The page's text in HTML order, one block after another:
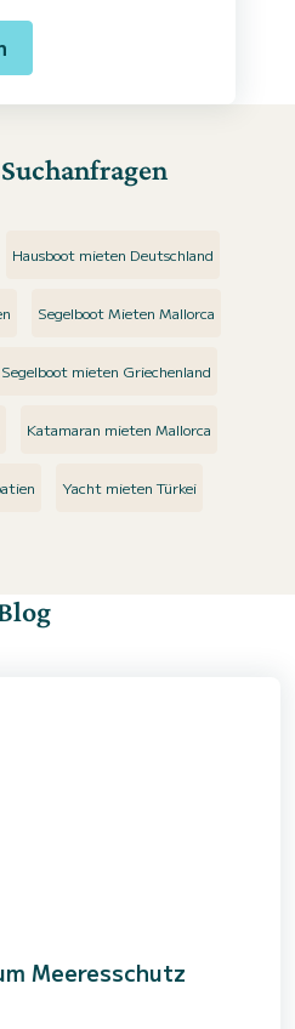
Hausboot mieten Deutschland
Segelboot Mieten Mallorca
Segelboot mieten Griechenland
Katamaran mieten Mallorca
Yacht mieten Türkei
Meeresschutz